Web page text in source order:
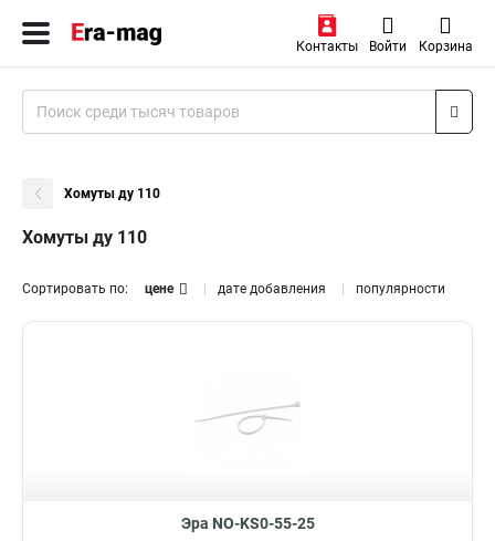
Контакты Войти Корзина
Хомуты ду 110
Хомуты ду 110
Сортировать по: цене дате добавления популярности
Эра NO-KS0-55-25